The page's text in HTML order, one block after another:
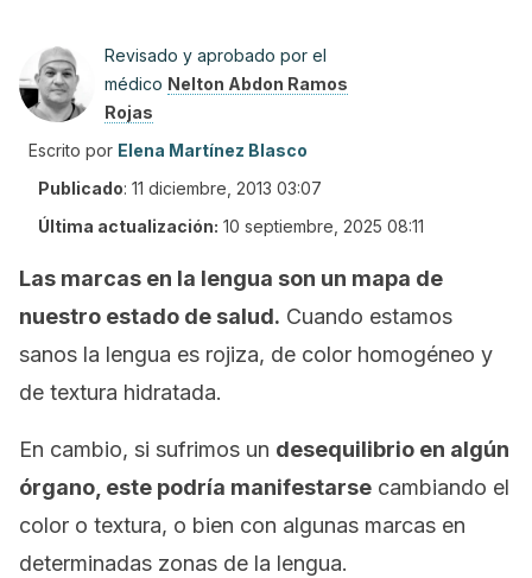
Revisado y aprobado por el
médico Nelton Abdon Ramos
Rojas
Escrito por Elena Martínez Blasco
Publicado: 11 diciembre, 2013 03:07
Última actualización: 10 septiembre, 2025 08:11
Las marcas en la lengua son un mapa de
nuestro estado de salud. Cuando estamos
sanos la lengua es rojiza, de color homogéneo y
de textura hidratada.
En cambio, si sufrimos un desequilibrio en algún
órgano, este podría manifestarse cambiando el
color o textura, o bien con algunas marcas en
determinadas zonas de la lengua.